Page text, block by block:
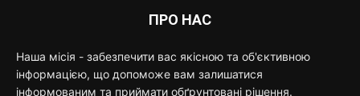
ПРО НАС
Наша місія - забезпечити вас якісною та об'єктивною
інформацією, що допоможе вам залишатися
інформованим та приймати обґрунтовані рішення.